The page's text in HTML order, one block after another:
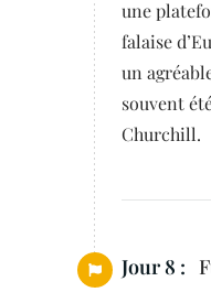
une
falaise
un
souvent
Churchill.
Jour 8 :